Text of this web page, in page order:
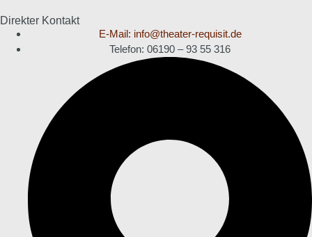
Direkter Kontakt
E-Mail: info@theater-requisit.de
Telefon: 06190 – 93 55 316